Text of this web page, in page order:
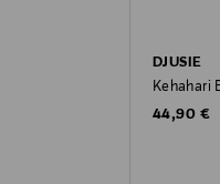
DJUSIE
Kehahari
Original
44,90 €